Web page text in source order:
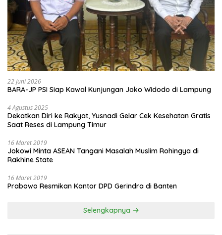
22 Juni 2026
BARA-JP PSI Siap Kawal Kunjungan Joko Widodo di Lampung
4 Agustus 2025
Dekatkan Diri ke Rakyat, Yusnadi Gelar Cek Kesehatan Gratis
Saat Reses di Lampung Timur
16 Maret 2019
Jokowi Minta ASEAN Tangani Masalah Muslim Rohingya di
Rakhine State
16 Maret 2019
Prabowo Resmikan Kantor DPD Gerindra di Banten
Selengkapnya